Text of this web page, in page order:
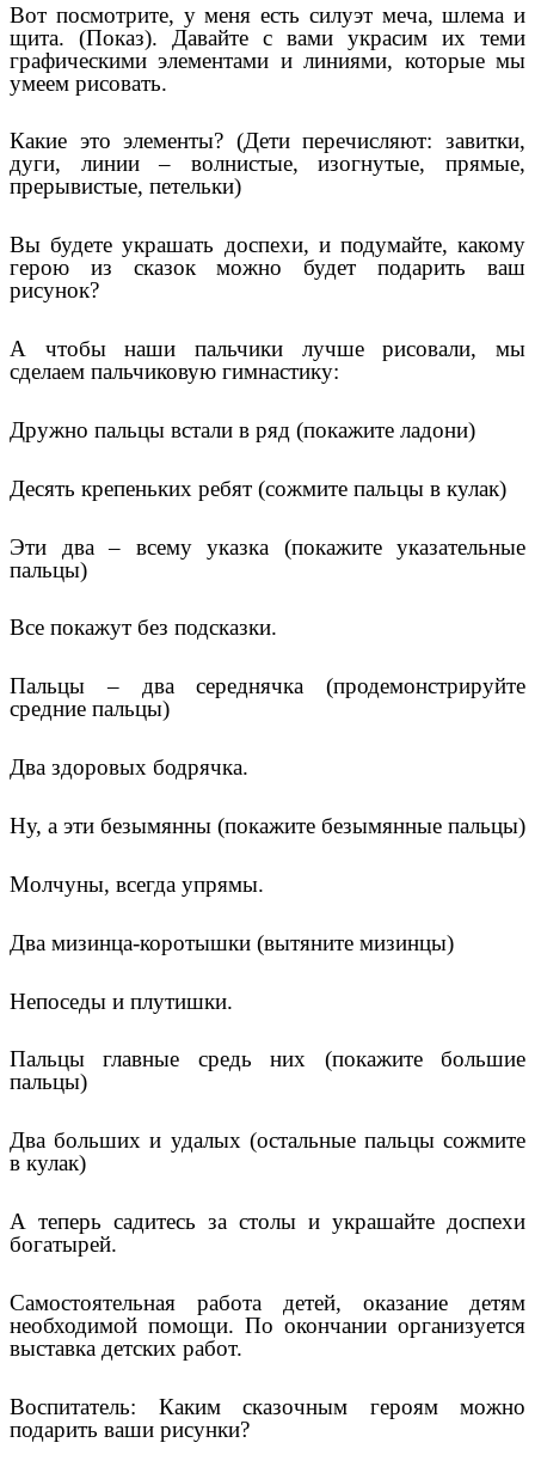
Вот посмотрите, у меня есть силуэт меча, шлема и
щита. (Показ). Давайте с вами украсим их теми
графическими элементами и линиями, которые мы
умеем рисовать.
Какие это элементы? (Дети перечисляют: завитки,
дуги, линии – волнистые, изогнутые, прямые,
прерывистые, петельки)
Вы будете украшать доспехи, и подумайте, какому
герою из сказок можно будет подарить ваш
рисунок?
А чтобы наши пальчики лучше рисовали, мы
сделаем пальчиковую гимнастику:
Дружно пальцы встали в ряд (покажите ладони)
Десять крепеньких ребят (сожмите пальцы в кулак)
Эти два – всему указка (покажите указательные
пальцы)
Все покажут без подсказки.
Пальцы – два середнячка (продемонстрируйте
средние пальцы)
Два здоровых бодрячка.
Ну, а эти безымянны (покажите безымянные пальцы)
Молчуны, всегда упрямы.
Два мизинца-коротышки (вытяните мизинцы)
Непоседы и плутишки.
Пальцы главные средь них (покажите большие
пальцы)
Два больших и удалых (остальные пальцы сожмите
в кулак)
А теперь садитесь за столы и украшайте доспехи
богатырей.
Самостоятельная работа детей, оказание детям
необходимой помощи. По окончании организуется
выставка детских работ.
Воспитатель: Каким сказочным героям можно
подарить ваши рисунки?